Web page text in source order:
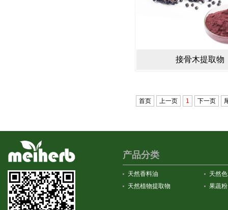
接骨木提取物
首页 上一页 1 下一页
产品分类
天然香料油
天然
天然植物提取物
果蔬粉